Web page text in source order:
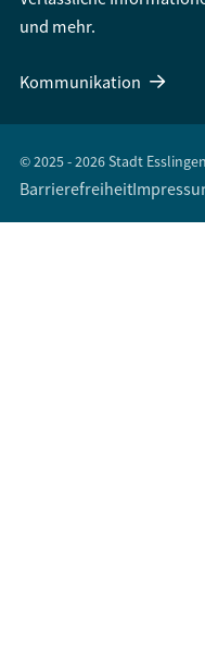
und mehr.
Kommunikation
© 2025 - 2026 Stadt Esslingen
Barrierefreiheit